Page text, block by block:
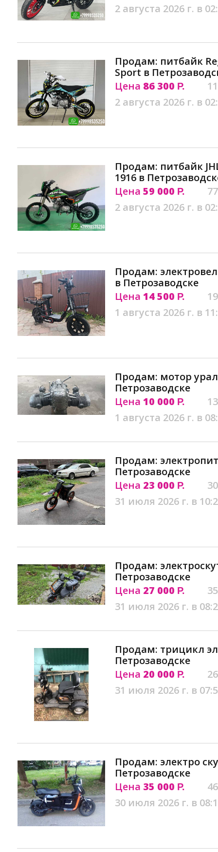
2 августа 2026 г. в
Продам: питбайк
Sport в
Цена 86 300 Р.
2 августа 2026 г. в
Продам: питбайк
1916 в
Цена 59 000 Р.
2 августа 2026 г. в
Продам:
в Петрозаводске
Цена 14 500 Р.
1 августа 2026 г. в
Продам: мотор
Петрозаводске
Цена 10 000 Р.
1 августа 2026 г. в
Продам:
Петрозаводске
Цена 23 000 Р.
31 июля 2026 г. в
Продам:
Петрозаводске
Цена 27 000 Р.
31 июля 2026 г. в
Продам: трицикл
Петрозаводске
Цена 20 000 Р.
31 июля 2026 г. в
Продам: электро
Петрозаводске
Цена 35 000 Р.
30 июля 2026 г. в